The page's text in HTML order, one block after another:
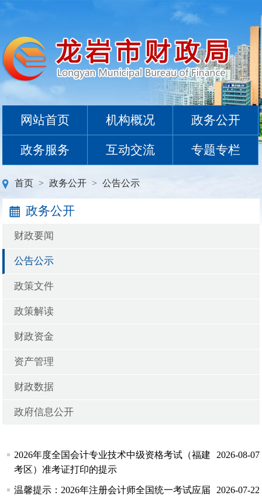
网站首页 机构概况 政务公开
政务服务 互动交流 专题专栏
首页 > 政务公开 > 公告公示
政务公开
财政要闻
公告公示
政策文件
政策解读
财政资金
资产管理
财政数据
政府信息公开
2026-08-07
2026年度全国会计专业技术中级资格考试（福建
考区）准考证打印的提示
2026-07-22
温馨提示：2026年注册会计师全国统一考试应届